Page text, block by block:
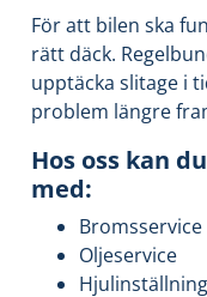
För att bilen ska
rätt däck.
upptäcka slitage i
problem längre
Hos oss kan
med:
Bromsservice
Oljeservice
Hjulinställning